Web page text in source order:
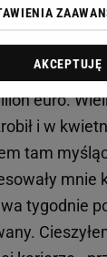
2021/
do
euro.
i w
tam
mnie
tygodnie
AKCEPTUJĘ